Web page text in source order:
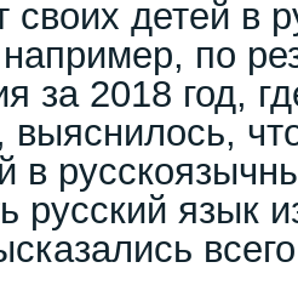
своих детей в
по
за 2018 год,
выяснилось,
в
русский язык